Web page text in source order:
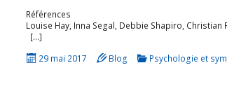
Références
Louise Hay, Inna Segal, Debbie Shapiro, Christian
[…]
29 mai 2017 Blog Psychologie et